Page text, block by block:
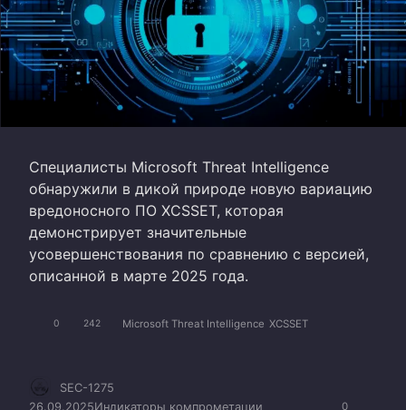
Специалисты Microsoft Threat Intelligence
обнаружили в дикой природе новую вариацию
вредоносного ПО XCSSET, которая
демонстрирует значительные
усовершенствования по сравнению с версией,
описанной в марте 2025 года.
0 242 Microsoft Threat Intelligence XCSSET
0
SEC-1275
26.09.2025Индикаторы компрометации